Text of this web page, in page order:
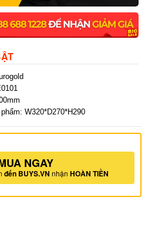
W320*D270*H290
NGAY
đến BUYS.VN nhận HOÀN TIỀN